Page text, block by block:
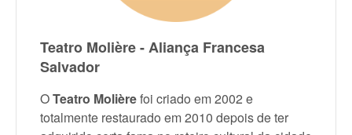
Teatro Molière - Aliança Francesa
Salvador
OTeatro Molièrefoi criado em 2002 e
totalmente restaurado em 2010 depois de ter